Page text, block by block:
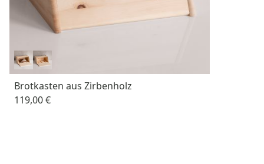
Brotkasten aus Zirbenholz
119,00 €